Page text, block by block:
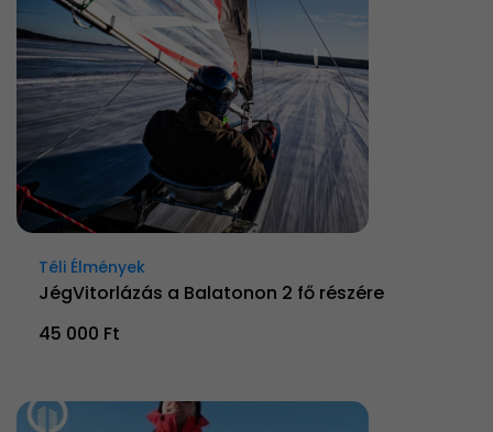
Téli Élmények
JégVitorlázás a Balatonon 2 fő részére
45 000 Ft